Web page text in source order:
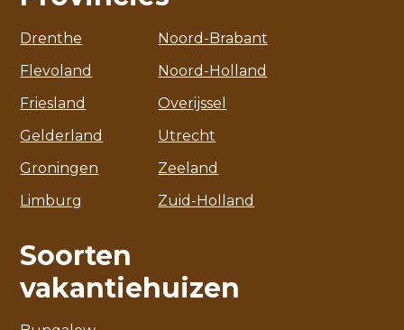
Drenthe
Flevoland
Friesland
Gelderland
Groningen
Limburg
Noord-Brabant
Noord-Holland
Overijssel
Utrecht
Zeeland
Zuid-Holland
Soorten
vakantiehuizen